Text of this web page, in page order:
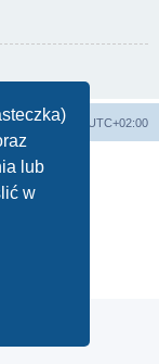
lub
w
Strefa czasowa UTC+02:00